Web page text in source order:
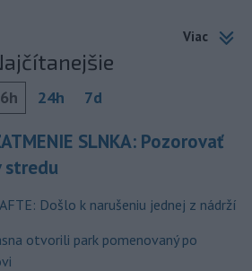
Viac
6h 24h 7d
SLNKA: Pozorovať
stredu
Došlo k narušeniu jednej z nádrží
otvorili park pomenovaný po